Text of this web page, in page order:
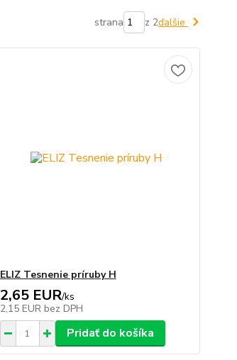
strana z 2ďalšie
ELIZ Tesnenie príruby H
2,65 EUR/ks
2,15 EUR bez DPH
Pridať do košíka